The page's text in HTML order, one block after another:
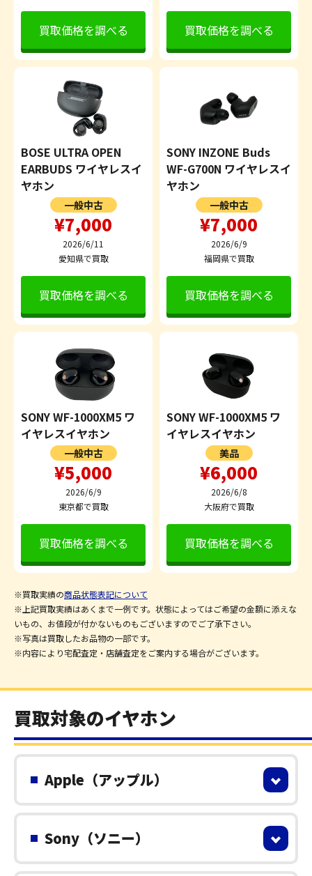
買取価格を調べる 買取価格を調べる
BOSE ULTRA OPEN
EARBUDS ワイヤレスイ
ヤホン
一般中古
¥7,000
2026/6/11
愛知県で買取
買取価格を調べる
SONY INZONE Buds
WF-G700N ワイヤレスイ
ヤホン
一般中古
¥7,000
2026/6/9
福岡県で買取
買取価格を調べる
SONY WF-1000XM5 ワ
イヤレスイヤホン
一般中古
¥5,000
2026/6/9
東京都で買取
買取価格を調べる
SONY WF-1000XM5 ワ
イヤレスイヤホン
美品
¥6,000
2026/6/8
大阪府で買取
買取価格を調べる
※買取実績の商品状態表記について
※上記買取実績はあくまで一例です。状態によってはご希望の金額に添えな
いもの、お値段が付かないものもございますのでご了承下さい。
※写真は買取したお品物の一部です。
※内容により宅配査定・店舗査定をご案内する場合がございます。
買取対象のイヤホン
Apple（アップル）
Sony（ソニー）